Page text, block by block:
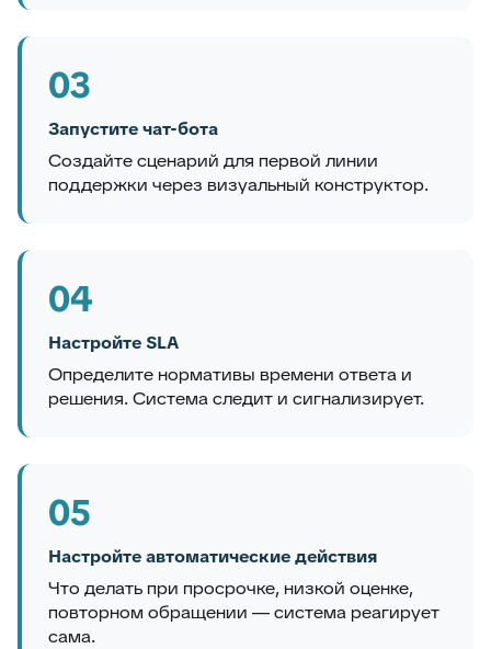
03
Запустите чат-бота
Создайте сценарий для первой линии
поддержки через визуальный конструктор.
04
Настройте SLA
Определите нормативы времени ответа и
решения. Система следит и сигнализирует.
05
Настройте автоматические действия
Что делать при просрочке, низкой оценке,
повторном обращении — система реагирует
сама.